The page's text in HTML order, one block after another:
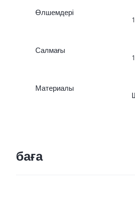
Өлшемдері
Салмағы
Материалы
баға